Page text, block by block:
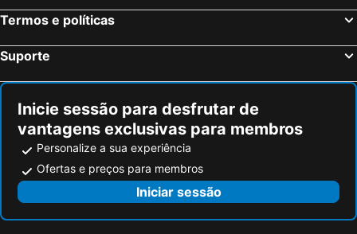
Termos e políticas
Suporte
Inicie sessão para desfrutar de
vantagens exclusivas para membros
Personalize a sua experiência
Ofertas e preços para membros
Iniciar sessão